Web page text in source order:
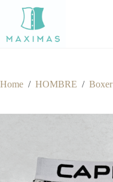
content
Home / HOMBRE / Boxer